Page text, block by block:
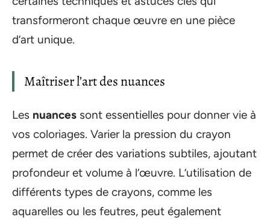
transformeront chaque œuvre en une pièce
d’art unique.
Maîtriser l’art des nuances
Les nuances sont essentielles pour donner vie à
vos coloriages. Varier la pression du crayon
permet de créer des variations subtiles, ajoutant
profondeur et volume à l’œuvre. L’utilisation de
différents types de crayons, comme les
aquarelles ou les feutres, peut également